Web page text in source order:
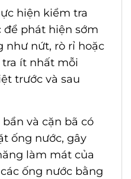
hiện kiểm tra
để phát hiện sớm
như nứt, rò rỉ hoặc
ít nhất mỗi
trước và sau
và cặn bã có
ống nước, gây
làm mát của
ống nước bằng